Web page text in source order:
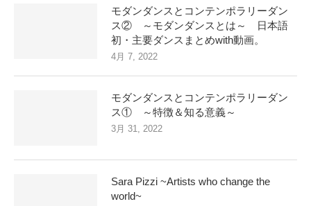
モダンダンスとコンテンポラリーダン
ス② ～モダンダンスとは～ 日本語
初・主要ダンスまとめwith動画。
4月 7, 2022
モダンダンスとコンテンポラリーダン
ス① ～特徴＆知る意義～
3月 31, 2022
Sara Pizzi ~Artists who change the
world~